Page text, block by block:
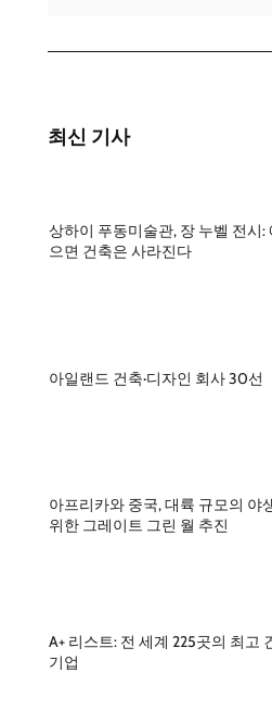
최신 기사
상하이 푸동미술관, 장 누벨 전시:
으면 건축은 사라진다
아일랜드 건축·디자인 회사 30선
아프리카와 중국, 대륙 규모의 야
위한 그레이트 그린 월 추진
A+ 리스트: 전 세계 225곳의 최고
기업